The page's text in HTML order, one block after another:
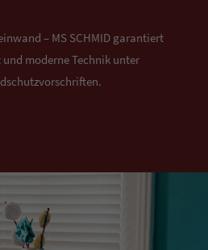
– MS SCHMID garantiert
moderne Technik unter